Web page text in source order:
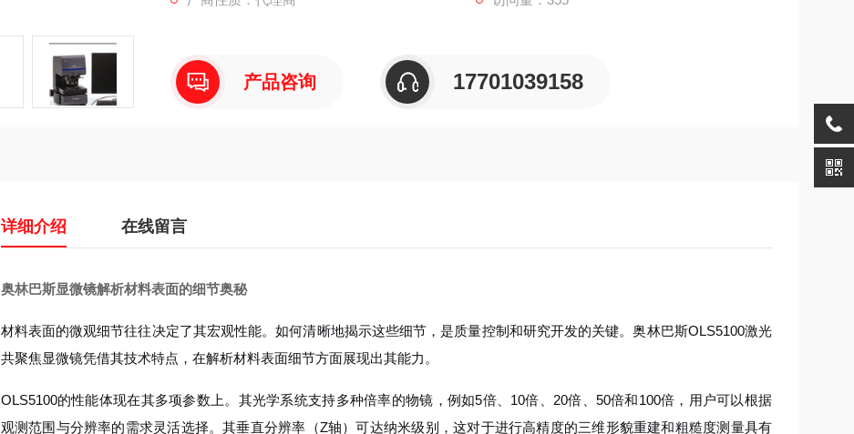
产品咨询 17701039158
详细介绍 在线留言
奥林巴斯显微镜解析材料表面的细节奥秘
材料表面的微观细节往往决定了其宏观性能。如何清晰地揭示这些细节，是质量控制和研究开发的关键。奥林巴斯OLS5100激光
共聚焦显微镜凭借其技术特点，在解析材料表面细节方面展现出其能力。
OLS5100的性能体现在其多项参数上。其光学系统支持多种倍率的物镜，例如5倍、10倍、20倍、50倍和100倍，用户可以根据
观测范围与分辨率的需求灵活选择。其垂直分辨率（Z轴）可达纳米级别，这对于进行高精度的三维形貌重建和粗糙度测量具有